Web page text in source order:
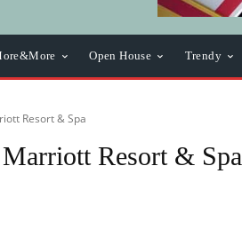
Open House Trendy
Resort & Spa
Resort & Spa